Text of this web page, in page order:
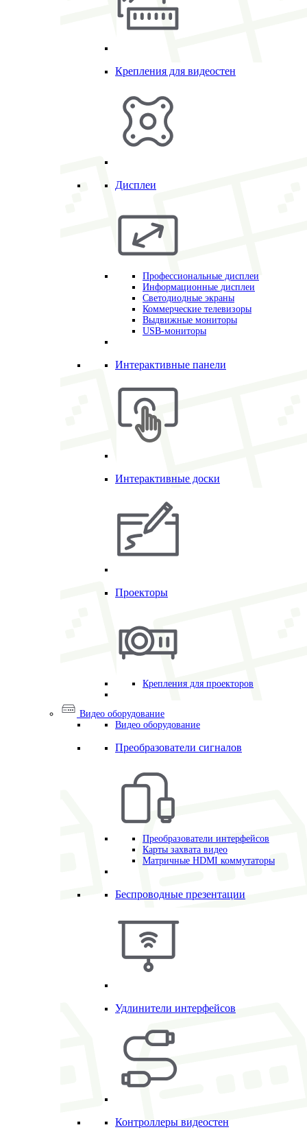
Крепления для видеостен
Дисплеи
Профессиональные дисплеи
Информационные дисплеи
Светодиодные экраны
Коммерческие телевизоры
Выдвижные мониторы
USB-мониторы
Интерактивные панели
Интерактивные доски
Проекторы
Крепления для проекторов
Видео оборудование
Видео оборудование
Преобразователи сигналов
Преобразователи интерфейсов
Карты захвата видео
Матричные HDMI коммутаторы
Беспроводные презентации
Удлинители интерфейсов
Контроллеры видеостен